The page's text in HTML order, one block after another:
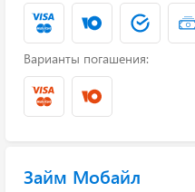
Варианты погашения:
Займ Мобайл